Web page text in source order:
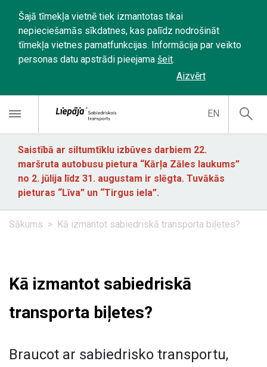
Šajā tīmekļa vietnē tiek izmantotas tikai
nepieciešamās sīkdatnes, kas palīdz nodrošināt
tīmekļa vietnes pamatfunkcijas. Informācija par veikto
personas datu apstrādi pieejama šeit.
Aizvērt
EN
Saistībā ar siltumtīklu izbūves darbiem 22.
maršruta autobusu pietura “Kārļa Zāles laukums”
no 2. jūlija līdz 31. augustam ir slēgta. Tuvākās
pieturas “Līva” un “Tirgus iela”.
Sākums Kā izmantot sabiedriskā transporta biļetes?
Kā izmantot sabiedriskā
transporta biļetes?
Braucot ar sabiedrisko transportu,